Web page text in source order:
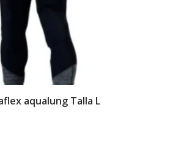
aqualung Talla L